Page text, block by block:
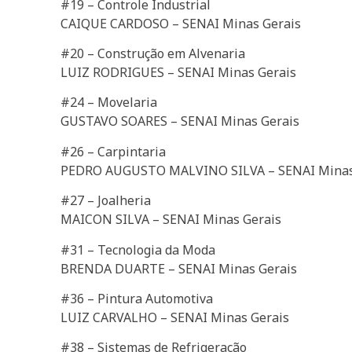
#19 – Controle Industrial
CAIQUE CARDOSO – SENAI Minas Gerais
#20 – Construção em Alvenaria
LUIZ RODRIGUES – SENAI Minas Gerais
#24 – Movelaria
GUSTAVO SOARES – SENAI Minas Gerais
#26 – Carpintaria
PEDRO AUGUSTO MALVINO SILVA – SENAI
#27 – Joalheria
MAICON SILVA – SENAI Minas Gerais
#31 – Tecnologia da Moda
BRENDA DUARTE – SENAI Minas Gerais
#36 – Pintura Automotiva
LUIZ CARVALHO – SENAI Minas Gerais
#38 – Sistemas de Refrigeração